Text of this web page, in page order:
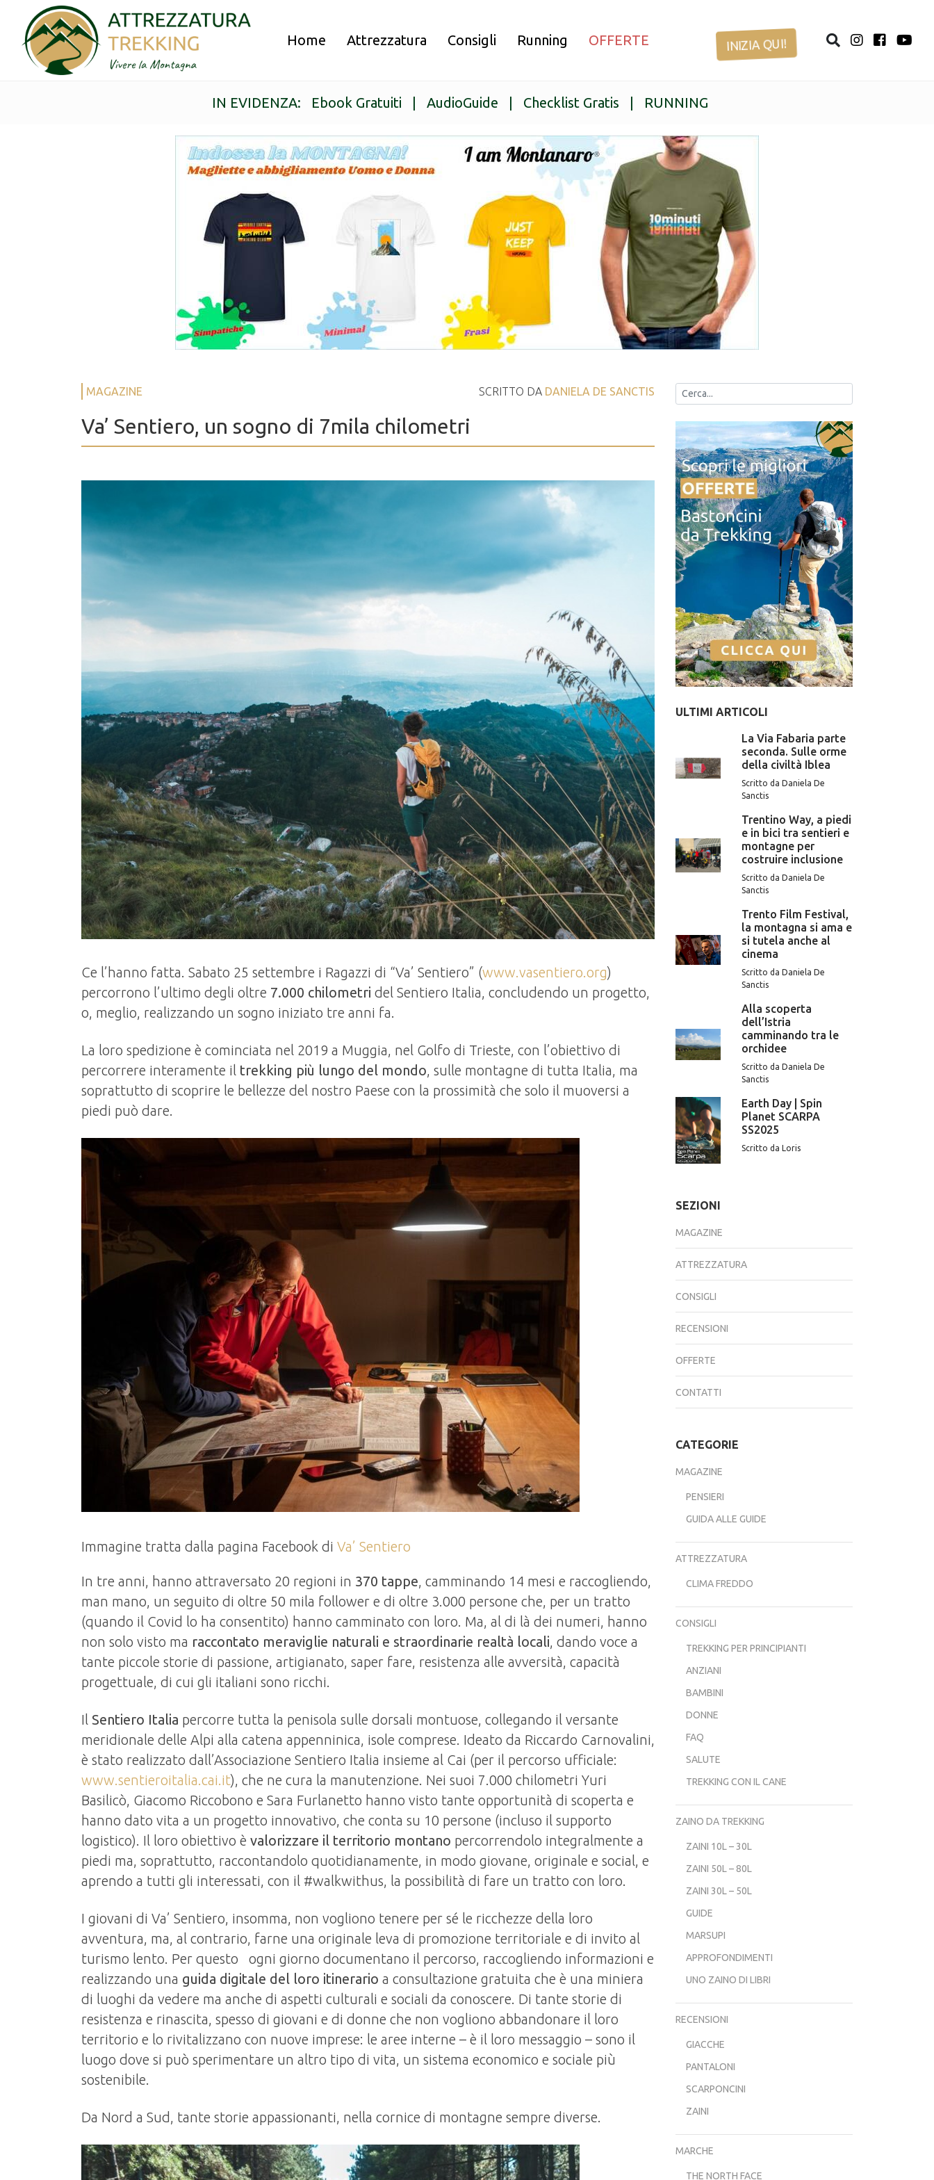
Home Attrezzatura Consigli Running OFFERTE INIZIA QUI!
IN EVIDENZA: Ebook Gratuiti AudioGuide Checklist Gratis RUNNING
MAGAZINE SCRITTO DA DANIELA DE SANCTIS
Va’ Sentiero, un sogno di 7mila chilometri
Ce l’hanno fatta. Sabato 25 settembre i Ragazzi di “Va’ Sentiero” (www.vasentiero.org)
percorrono l’ultimo degli oltre 7.000 chilometri del Sentiero Italia, concludendo un progetto,
o, meglio, realizzando un sogno iniziato tre anni fa.
La loro spedizione è cominciata nel 2019 a Muggia, nel Golfo di Trieste, con l’obiettivo di
percorrere interamente il trekking più lungo del mondo, sulle montagne di tutta Italia, ma
soprattutto di scoprire le bellezze del nostro Paese con la prossimità che solo il muoversi a
piedi può dare.
Immagine tratta dalla pagina Facebook di Va’ Sentiero
In tre anni, hanno attraversato 20 regioni in 370 tappe, camminando 14 mesi e raccogliendo,
man mano, un seguito di oltre 50 mila follower e di oltre 3.000 persone che, per un tratto
(quando il Covid lo ha consentito) hanno camminato con loro. Ma, al di là dei numeri, hanno
non solo visto ma raccontato meraviglie naturali e straordinarie realtà locali, dando voce a
tante piccole storie di passione, artigianato, saper fare, resistenza alle avversità, capacità
progettuale, di cui gli italiani sono ricchi.
Il Sentiero Italia percorre tutta la penisola sulle dorsali montuose, collegando il versante
meridionale delle Alpi alla catena appenninica, isole comprese. Ideato da Riccardo Carnovalini,
è stato realizzato dall’Associazione Sentiero Italia insieme al Cai (per il percorso ufficiale:
www.sentieroitalia.cai.it), che ne cura la manutenzione. Nei suoi 7.000 chilometri Yuri
Basilicò, Giacomo Riccobono e Sara Furlanetto hanno visto tante opportunità di scoperta e
hanno dato vita a un progetto innovativo, che conta su 10 persone (incluso il supporto
logistico). Il loro obiettivo è valorizzare il territorio montano percorrendolo integralmente a
piedi ma, soprattutto, raccontandolo quotidianamente, in modo giovane, originale e social, e
aprendo a tutti gli interessati, con il #walkwithus, la possibilità di fare un tratto con loro.
I giovani di Va’ Sentiero, insomma, non vogliono tenere per sé le ricchezze della loro
avventura, ma, al contrario, farne una originale leva di promozione territoriale e di invito al
turismo lento. Per questo ogni giorno documentano il percorso, raccogliendo informazioni e
realizzando una guida digitale del loro itinerario a consultazione gratuita che è una miniera
di luoghi da vedere ma anche di aspetti culturali e sociali da conoscere. Di tante storie di
resistenza e rinascita, spesso di giovani e di donne che non vogliono abbandonare il loro
territorio e lo rivitalizzano con nuove imprese: le aree interne – è il loro messaggio – sono il
luogo dove si può sperimentare un altro tipo di vita, un sistema economico e sociale più
sostenibile.
Da Nord a Sud, tante storie appassionanti, nella cornice di montagne sempre diverse.
ULTIMI ARTICOLI
La Via Fabaria parte
seconda. Sulle orme
della civiltà Iblea
Scritto da Daniela De
Sanctis
Trentino Way, a piedi
e in bici tra sentieri e
montagne per
costruire inclusione
Scritto da Daniela De
Sanctis
Trento Film Festival,
la montagna si ama e
si tutela anche al
cinema
Scritto da Daniela De
Sanctis
Alla scoperta
dell’Istria
camminando tra le
orchidee
Scritto da Daniela De
Sanctis
Earth Day | Spin
Planet SCARPA
SS2025
Scritto da Loris
SEZIONI
MAGAZINE
ATTREZZATURA
CONSIGLI
RECENSIONI
OFFERTE
CONTATTI
CATEGORIE
MAGAZINE
PENSIERI
GUIDA ALLE GUIDE
ATTREZZATURA
CLIMA FREDDO
CONSIGLI
TREKKING PER PRINCIPIANTI
ANZIANI
BAMBINI
DONNE
FAQ
SALUTE
TREKKING CON IL CANE
ZAINO DA TREKKING
ZAINI 10L – 30L
ZAINI 50L – 80L
ZAINI 30L – 50L
GUIDE
MARSUPI
APPROFONDIMENTI
UNO ZAINO DI LIBRI
RECENSIONI
GIACCHE
PANTALONI
SCARPONCINI
ZAINI
MARCHE
THE NORTH FACE